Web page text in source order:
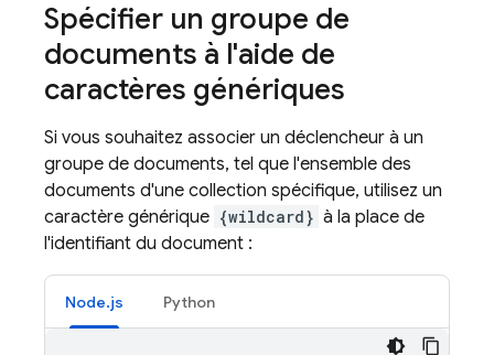
Spécifier un groupe de
documents à l'aide de
caractères génériques
Si vous souhaitez associer un déclencheur à un
groupe de documents, tel que l'ensemble des
documents d'une collection spécifique, utilisez un
caractère générique {wildcard} à la place de
l'identifiant du document :
Node.js Python